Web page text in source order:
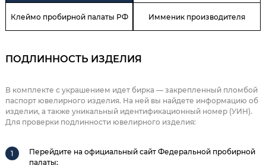
Клеймо пробирной палаты РФ Имменик производителя
ПОДЛИННОСТЬ ИЗДЕЛИЯ
В комплекте с украшением идет бирка — закрепленный пломбой
паспорт ювелирного изделия. На ней вы найдете информацию об
изделии, а также уникальный идентификационный номер (УИН).
Для проверки подлинности ювелирного изделия:
Перейдите на официальный сайт Федеральной пробирной
палаты;